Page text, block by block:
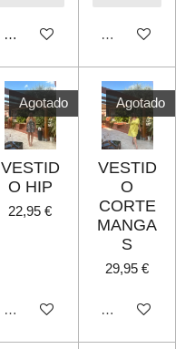
Añadir al carrito Agotado
Agotado
VESTID
O HIP
22,95 €
Agotado
Agotado
VESTID
O
CORTE
MANGA
S
29,95 €
Agotado